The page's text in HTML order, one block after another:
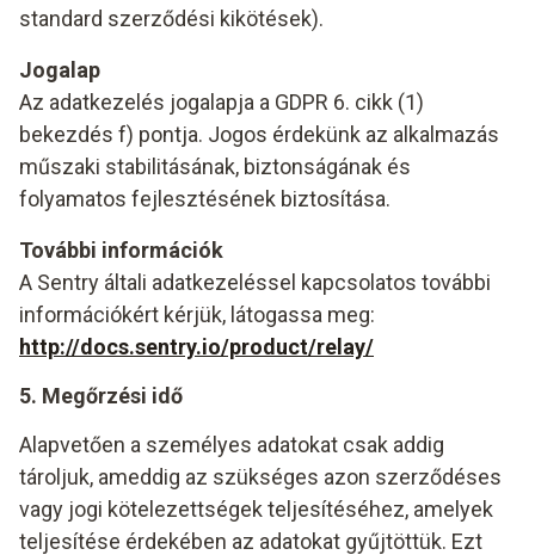
standard szerződési kikötések).
Jogalap
Az adatkezelés jogalapja a GDPR 6. cikk (1)
bekezdés f) pontja. Jogos érdekünk az alkalmazás
műszaki stabilitásának, biztonságának és
folyamatos fejlesztésének biztosítása.
További információk
A Sentry általi adatkezeléssel kapcsolatos további
információkért kérjük, látogassa meg:
http://docs.sentry.io/product/relay/
5. Megőrzési idő
Alapvetően a személyes adatokat csak addig
tároljuk, ameddig az szükséges azon szerződéses
vagy jogi kötelezettségek teljesítéséhez, amelyek
teljesítése érdekében az adatokat gyűjtöttük. Ezt